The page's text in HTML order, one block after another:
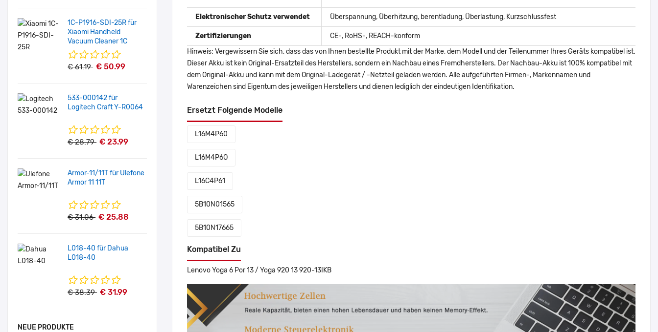
1C-P1916-SDI-25R für
Xiaomi Handheld
Vacuum Cleaner 1C
€ 61.19 € 50.99
533-000142 für
Logitech Craft Y-R0064
€ 28.79 € 23.99
Armor-11/11T für Ulefone
Armor 11 11T
€ 31.06 € 25.88
L018-40 für Dahua
L018-40
€ 38.39 € 31.99
NEUE PRODUKTE
Elektronischer Schutz verwendet Überspannung, Überhitzung, berentladung, Überlastung, Kurzschlussfest
Zertifizierungen
CE-, RoHS-, REACH-konform
Hinweis: Vergewissern Sie sich, dass das von Ihnen bestellte Produkt mit der Marke, dem Modell und der Teilenummer Ihres Geräts kompatibel ist.
Dieser Akku ist kein Original-Ersatzteil des Herstellers, sondern ein Nachbau eines Fremdherstellers. Der Nachbau-Akku ist 100% kompatibel mit
dem Original-Akku und kann mit dem Original-Ladegerät / -Netzteil geladen werden. Alle aufgeführten Firmen-, Markennamen und
Warenzeichen sind Eigentum des jeweiligen Herstellers und dienen lediglich der eindeutigen Identifikation.
Ersetzt Folgende Modelle
L16M4P60
L16M4P6O
L16C4P61
5B10N01565
5B10N17665
Kompatibel Zu
Lenovo Yoga 6 Por 13 / Yoga 920 13 920-13IKB